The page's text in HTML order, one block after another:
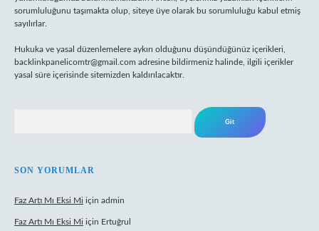
sorumluluğunu taşımakta olup, siteye üye olarak bu sorumluluğu kabul etmiş
sayılırlar.
Hukuka ve yasal düzenlemelere aykırı olduğunu düşündüğünüz içerikleri,
backlinkpanelicomtr@gmail.com adresine bildirmeniz halinde, ilgili içerikler
yasal süre içerisinde sitemizden kaldırılacaktır.
SON YORUMLAR
Faz Artı Mı Eksi Mi için admin
Faz Artı Mı Eksi Mi için Ertuğrul